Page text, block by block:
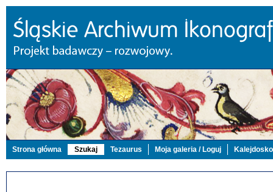
Strona główna Szukaj Tezaurus Moja galeria / Loguj